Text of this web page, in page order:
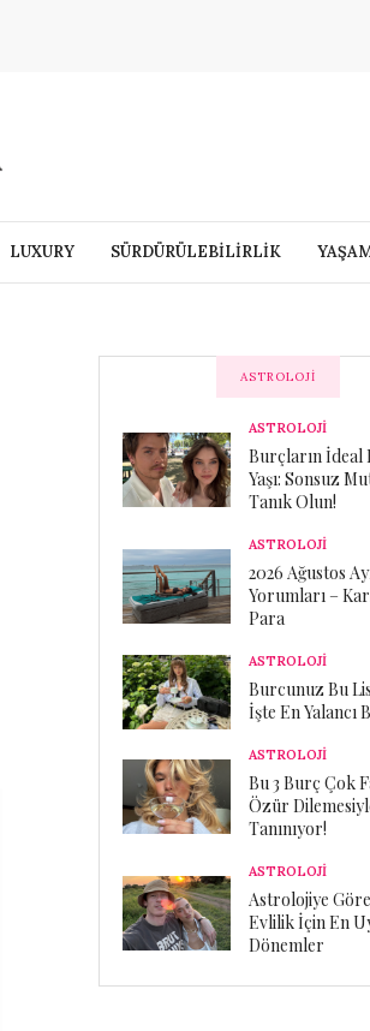
LUXURY SÜRDÜRÜLEBİLİRLİK
ASTROLOJI
ASTROLOJİ
Burçların İdeal
Yaşı: Sonsuz
Tanık Olun!
ASTROLOJİ
2026 Ağustos
Yorumları –
Para
ASTROLOJİ
Burcunuz Bu
İşte En Yalancı
ASTROLOJİ
Bu 3 Burç Çok
Özür
Tanınıyor!
ASTROLOJİ
Astrolojiye Göre
Evlilik İçin En
Dönemler